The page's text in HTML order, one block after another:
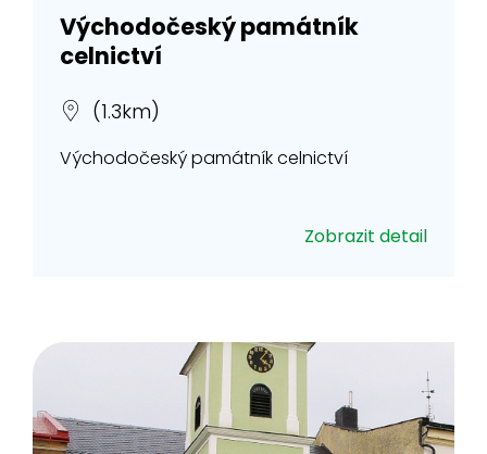
Východočeský památník
celnictví
(1.3km)
Východočeský památník celnictví
Zobrazit detail